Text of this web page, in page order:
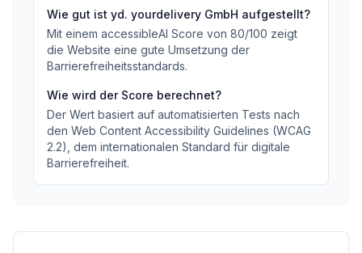
Wie gut ist yd. yourdelivery GmbH aufgestellt?
Mit einem accessibleAI Score von 80/100 zeigt
die Website eine gute Umsetzung der
Barrierefreiheitsstandards.
Wie wird der Score berechnet?
Der Wert basiert auf automatisierten Tests nach
den Web Content Accessibility Guidelines (WCAG
2.2), dem internationalen Standard für digitale
Barrierefreiheit.